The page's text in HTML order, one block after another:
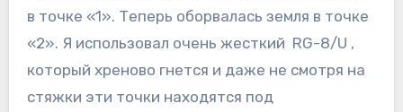
в точке «1». Теперь оборвалась земля в точке
«2». Я использовал очень жесткий RG-8/U ,
который хреново гнется и даже не смотря на
стяжки эти точки находятся под